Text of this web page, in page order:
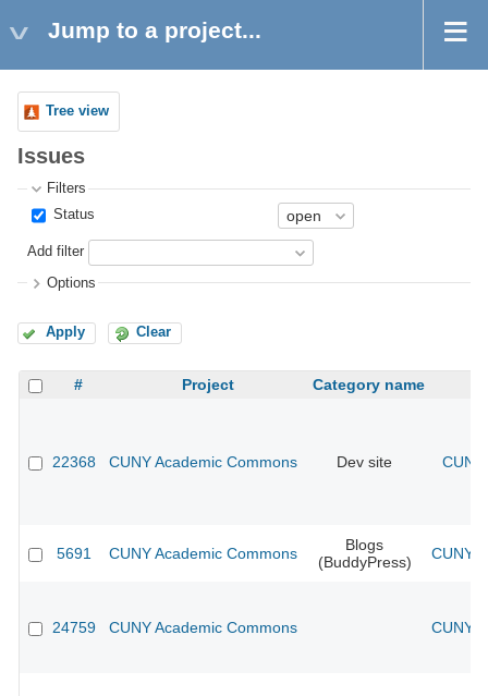
Jump to a project...
Tree view
Issues
Filters
Status
Add filter
Options
Apply Clear
# Project Category name
22368 CUNY Academic Commons Dev site
5691 CUNY Academic Commons
Blogs
(BuddyPress)
CUNY
24759 CUNY Academic Commons CUNY